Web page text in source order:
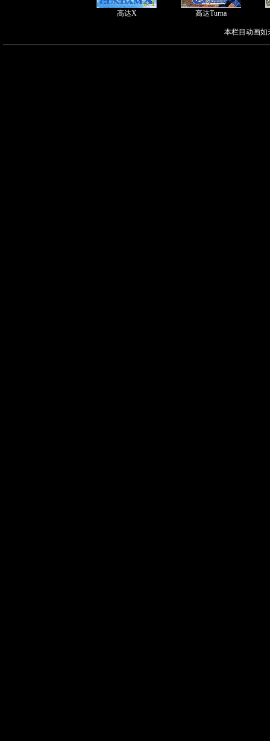
高达X 高达Turna
本栏目动画如